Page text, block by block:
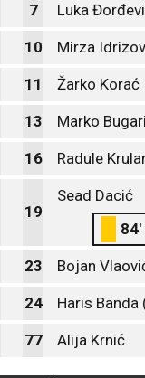
7 Luka
10 Mirza
11 Žarko Korać
13 Marko
16 Radule
19
Sead Dacić
84'
23 Bojan
24 Haris Banda
77 Alija Krnić